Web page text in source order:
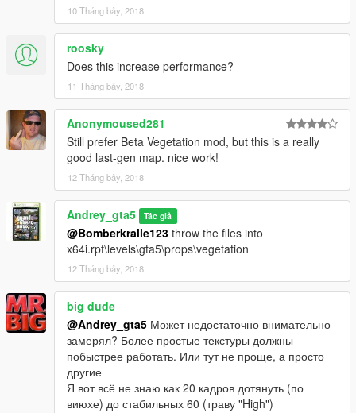
10 Tháng bảy, 2018
roosky
Does this increase performance?
11 Tháng bảy, 2018
Anonymoused281
Still prefer Beta Vegetation mod, but this is a really
good last-gen map. nice work!
12 Tháng bảy, 2018
Andrey_gta5 Tác giả
@Bomberkralle123 throw the files into
x64i.rpf\levels\gta5\props\vegetation
12 Tháng bảy, 2018
big dude
@Andrey_gta5 Может недостаточно внимательно
замерял? Более простые текстуры должны
побыстрее работать. Или тут не проще, а просто
другие
Я вот всё не знаю как 20 кадров дотянуть (по
виюхе) до стабильных 60 (траву "High")